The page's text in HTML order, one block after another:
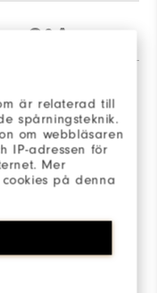
är relaterad till
spårningsteknik.
om webbläsaren
IP-adressen för
Mer
på denna
Q&A